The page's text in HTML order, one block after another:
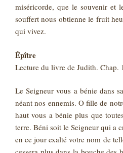
miséricorde, que le souvenir et
souffert nous obtienne le fruit
qui vivez.
Épître
Lecture du livre de Judith. Chap.
Le Seigneur vous a bénie dans
néant nos ennemis. O fille de
haut vous a bénie plus que
terre. Béni soit le Seigneur qui a
en ce jour exalté votre nom de